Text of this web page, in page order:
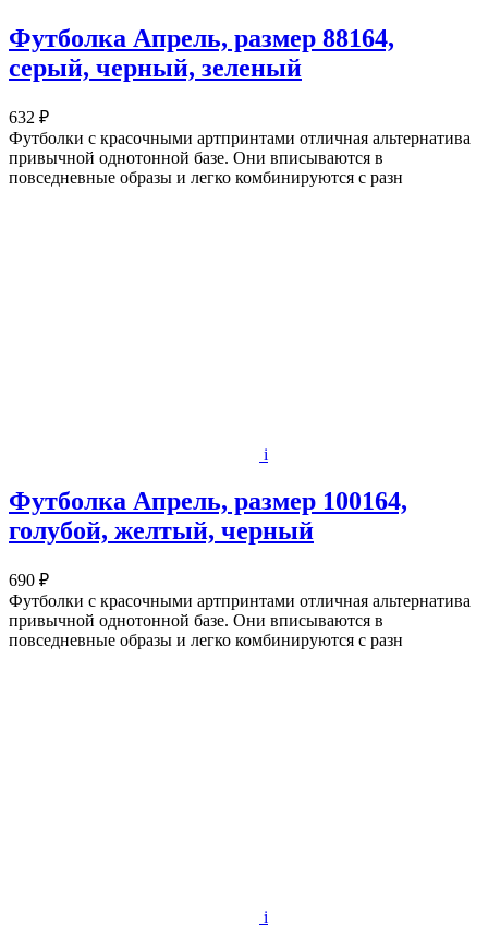
Футболка Апрель, размер 88164,
серый, черный, зеленый
632 ₽
Футболки с красочными артпринтами отличная альтернатива
привычной однотонной базе. Они вписываются в
повседневные образы и легко комбинируются с разн
i
Футболка Апрель, размер 100164,
голубой, желтый, черный
690 ₽
Футболки с красочными артпринтами отличная альтернатива
привычной однотонной базе. Они вписываются в
повседневные образы и легко комбинируются с разн
i